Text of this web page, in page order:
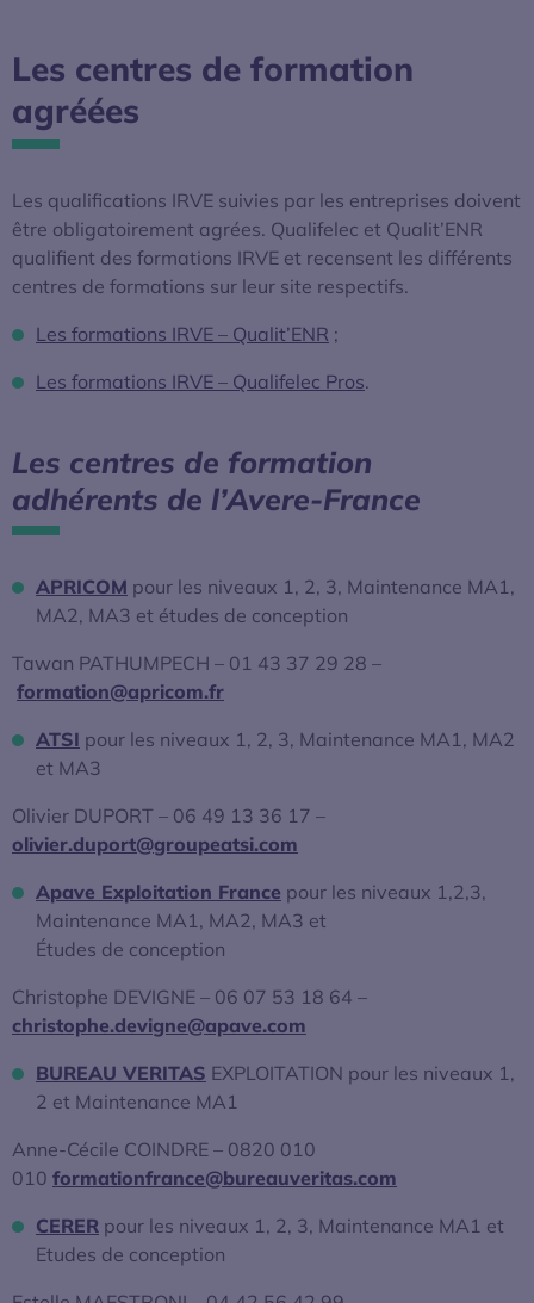
Les centres de formation
agréées
Les qualifications IRVE suivies par les entreprises doivent
être obligatoirement agrées. Qualifelec et Qualit’ENR
qualifient des formations IRVE et recensent les différents
centres de formations sur leur site respectifs.
Les formations IRVE – Qualit’ENR ;
Les formations IRVE – Qualifelec Pros.
Les centres de formation
adhérents de l’Avere-France
APRICOM pour les niveaux 1, 2, 3, Maintenance MA1,
MA2, MA3 et études de conception
Tawan PATHUMPECH – 01 43 37 29 28 –
formation@apricom.fr
ATSI pour les niveaux 1, 2, 3, Maintenance MA1, MA2
et MA3
Olivier DUPORT – 06 49 13 36 17 –
olivier.duport@groupeatsi.com
Apave Exploitation France pour les niveaux 1,2,3,
Maintenance MA1, MA2, MA3 et
Études de conception
Christophe DEVIGNE – 06 07 53 18 64 –
christophe.devigne@apave.com
BUREAU VERITAS EXPLOITATION pour les niveaux 1,
2 et Maintenance MA1
Anne-Cécile COINDRE – 0820 010
010 formationfrance@bureauveritas.com
CERER pour les niveaux 1, 2, 3, Maintenance MA1 et
Etudes de conception